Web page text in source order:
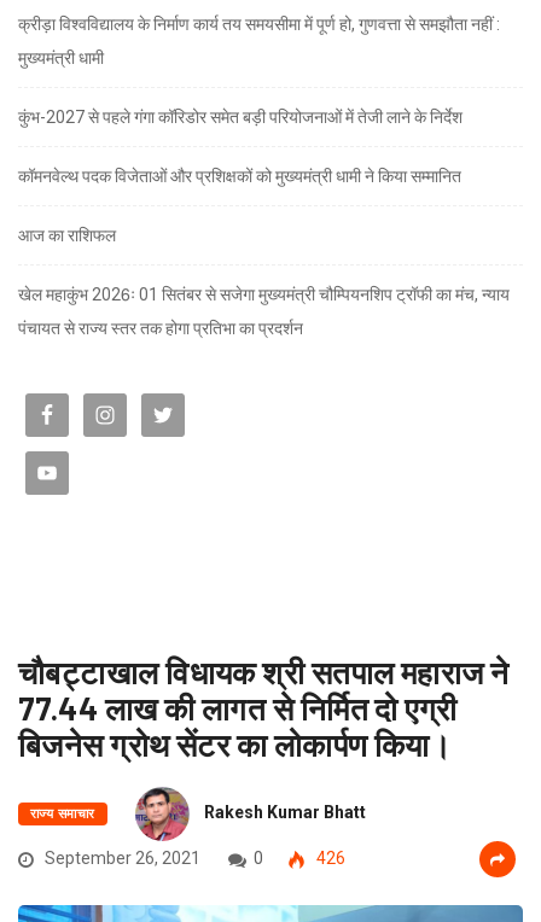
क्रीड़ा विश्वविद्यालय के निर्माण कार्य तय समयसीमा में पूर्ण हो, गुणवत्ता से समझौता नहीं :
मुख्यमंत्री धामी
कुंभ-2027 से पहले गंगा कॉरिडोर समेत बड़ी परियोजनाओं में तेजी लाने के निर्देश
कॉमनवेल्थ पदक विजेताओं और प्रशिक्षकों को मुख्यमंत्री धामी ने किया सम्मानित
आज का राशिफल
खेल महाकुंभ 2026ः 01 सितंबर से सजेगा मुख्यमंत्री चौम्पियनशिप ट्रॉफी का मंच, न्याय
पंचायत से राज्य स्तर तक होगा प्रतिभा का प्रदर्शन
चौबट्टाखाल विधायक श्री सतपाल महाराज ने
77.44 लाख की लागत से निर्मित दो एग्री
बिजनेस ग्रोथ सेंटर का लोकार्पण किया।
राज्य समाचार Rakesh Kumar Bhatt
September 26, 2021 0 426